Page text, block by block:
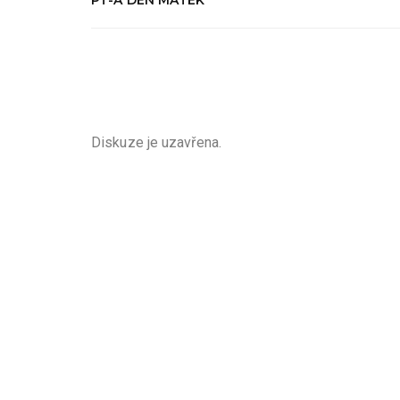
Diskuze je uzavřena.